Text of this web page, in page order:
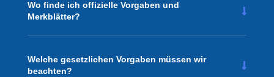
Wo finde ich offizielle Vorgaben und
Merkblätter?
Welche gesetzlichen Vorgaben müssen wir
beachten?